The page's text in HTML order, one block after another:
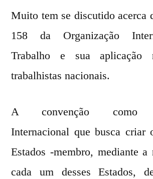
Muito tem se discutido acerca
158 da Organização
Trabalho e sua aplicação
trabalhistas nacionais.
A convenção como
Internacional que busca criar
Estados -membro, mediante a
cada um desses Estados,